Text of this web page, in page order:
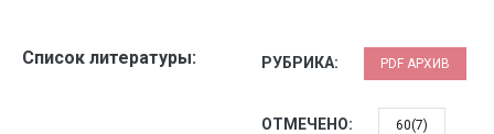
Список литературы: РУБРИКА: PDF АРХИВ
ОТМЕЧЕНО: 60(7)